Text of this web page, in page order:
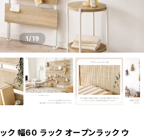
1/19
ク 幅60 ラック オープンラック ウ